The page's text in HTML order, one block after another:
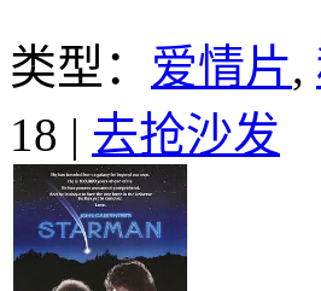
类型： 爱情片,
18 | 去抢沙发